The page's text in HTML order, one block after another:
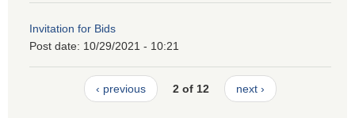
Invitation for Bids
Post date: 10/29/2021 - 10:21
‹ previous 2 of 12 next ›